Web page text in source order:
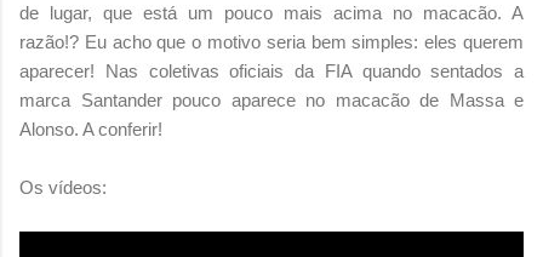
de lugar, que está um pouco mais acima no macacão. A
razão!? Eu acho que o motivo seria bem simples: eles querem
aparecer! Nas coletivas oficiais da FIA quando sentados a
marca Santander pouco aparece no macacão de Massa e
Alonso. A conferir!
Os vídeos: